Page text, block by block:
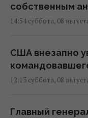
собственным
14:54 суббота, 08
США внезапно
12:13 суббота, 08
Главный